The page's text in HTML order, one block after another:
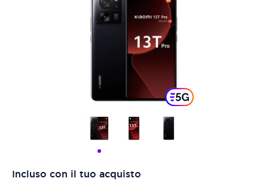
Incluso con il tuo acquisto